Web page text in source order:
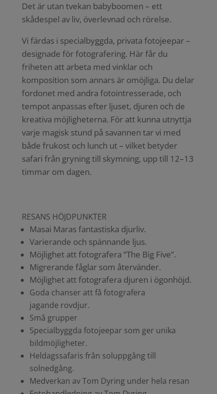
Det är utan tvekan babyboomen – ett
skådespel av liv, överlevnad och rörelse.
Vi färdas i specialbyggda, privata fotojeepar –
designade för fotografering. Här får du
friheten att arbeta med vinklar och
komposition som annars är omöjliga. Du delar
fordonet med andra fotointresserade, och
tempot anpassas efter ljuset, djuren och de
kreativa möjligheterna. För att kunna utnyttja
varje magisk stund på savannen tar vi med
både frukost och lunch ut – vilket betyder
safari från gryning till skymning, upp till 12–13
timmar om dagen.
RESANS HÖJDPUNKTER
Masai Maras fantastiska djurliv.
Varierande och spännande ljus.
Möjlighet att fotografera “The Big Five”.
Migrerande fåglar som återvänder.
Möjlighet att fotografera djuren i ögonhöjd.
Goda chanser att få fotografera
jagande rovdjur.
Små grupper
Specialbyggda fotojeepar som ger unika
bildmöjligheter.
Heldagssafaris från soluppgång till
solnedgång.
Medverkan av Tom Dyring under hela resan